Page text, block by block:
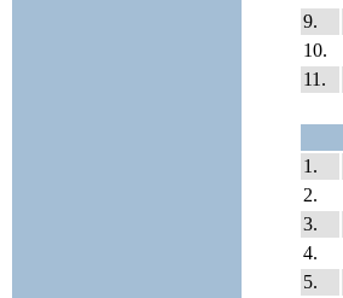
9.
10.
11.
1.
2.
3.
4.
5.